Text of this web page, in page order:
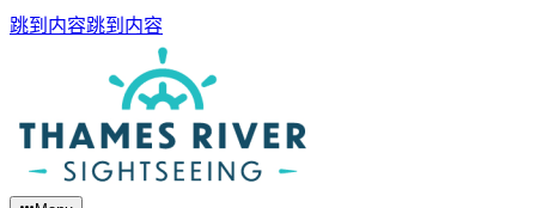
跳到内容跳到内容